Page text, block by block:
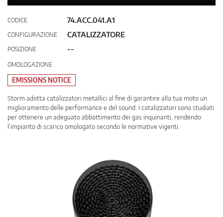
CODICE 74.ACC.041.A1
CONFIGURAZIONE CATALIZZATORE
POSIZIONE --
OMOLOGAZIONE
EMISSIONS NOTICE
Storm adotta catalizzatori metallici al fine di garantire alla tua moto un
miglioramento delle performance e del sound. I catalizzatori sono studiati
per ottenere un adeguato abbattimento dei gas inquinanti, rendendo
l’impianto di scarico omologato secondo le normative vigenti.